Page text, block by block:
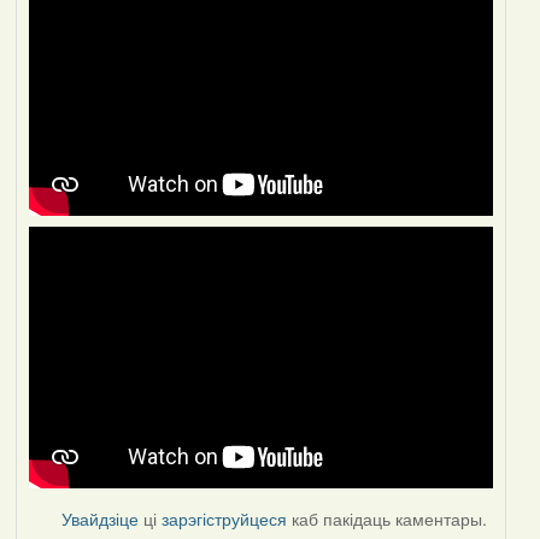
Увайдзіце цізарэгіструйцеся каб пакідаць каментары.